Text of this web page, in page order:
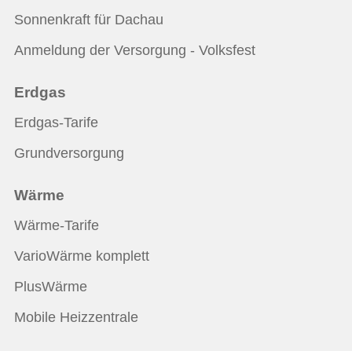
Sonnenkraft für Dachau
Anmeldung der Versorgung - Volksfest
Erdgas
Erdgas-Tarife
Grundversorgung
Wärme
Wärme-Tarife
VarioWärme komplett
PlusWärme
Mobile Heizzentrale